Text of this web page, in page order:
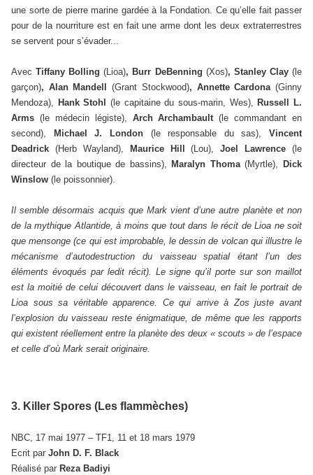
une sorte de pierre marine gardée à la Fondation. Ce qu’elle fait passer
pour de la nourriture est en fait une arme dont les deux extraterrestres
se servent pour s’évader...
AvecTiffany Bolling(Lioa), Burr DeBenning (Xos), Stanley Clay(le
garçon), Alan Mandell(Grant Stockwood), Annette Cardona(Ginny
Mendoza), Hank Stohl(le capitaine du sous-marin, Wes), Russell L.
Arms (le médecin légiste), Arch Archambault(le commandant en
second),
Michael J. London (le responsable du sas), Vincent
Deadrick (Herb Wayland), Maurice Hill(Lou),Joel Lawrence (le
directeur de la boutique de bassins), Maralyn Thoma(Myrtle),
Dick
Winslow (le poissonnier).
Il semble désormais acquis que Mark vient d’une autre planète et non
de la mythique Atlantide, à moins que tout dans le récit de Lioa ne soit
que mensonge (ce qui est improbable, le dessin de volcan qui illustre le
mécanisme d’autodestruction du vaisseau spatial étant l’un des
éléments évoqués par ledit récit). Le signe qu’il porte sur son maillot
est la moitié de celui découvert dans le vaisseau, en fait le portrait de
Lioa sous sa véritable apparence. Ce qui arrive à Zos juste avant
l’explosion du vaisseau reste énigmatique, de même que les rapports
qui existent réellement entre la planète des deux « scouts » de l’espace
et celle d’où Mark serait originaire.
3. Killer Spores (Les flammèches)
NBC, 17 mai 1977 – TF1, 11 et 18 mars 1979
Ecrit par John D. F. Black
Réalisé par Reza Badiyi